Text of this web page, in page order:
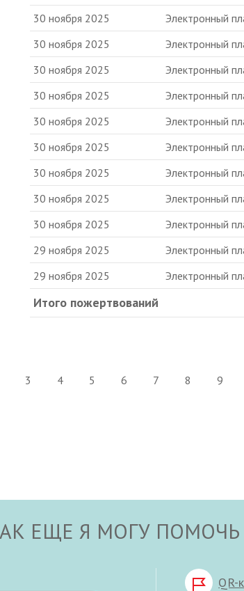
30 ноября 2025
Электронный
30 ноября 2025
Электронный
30 ноября 2025
Электронный
30 ноября 2025
Электронный
30 ноября 2025
Электронный
30 ноября 2025
Электронный
30 ноября 2025
Электронный
30 ноября 2025
Электронный
30 ноября 2025
Электронный
29 ноября 2025
Электронный
29 ноября 2025
Электронный
Итого пожертвований
3 4 5 6 7 8 9
ЕЩЕ Я МОГУ